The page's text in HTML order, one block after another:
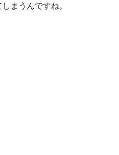
まうんですね。